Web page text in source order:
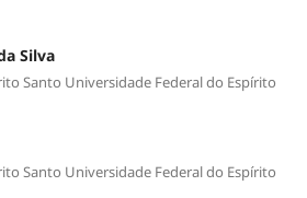
Silva
Santo Universidade Federal do Espírito
Santo Universidade Federal do Espírito